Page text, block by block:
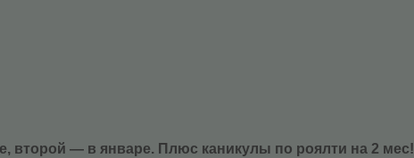
второй — в январе. Плюс каникулы по роялти на 2 мес!